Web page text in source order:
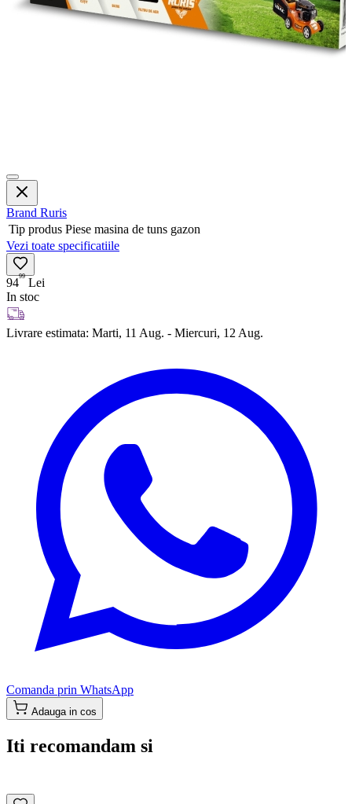
Brand Ruris
Tip produs Piese masina de tuns gazon
Vezi toate specificatiile
9499 Lei
In stoc
Livrare estimata: Marti, 11 Aug. - Miercuri, 12 Aug.
Comanda prin WhatsApp
Adauga in cos
Iti recomandam si